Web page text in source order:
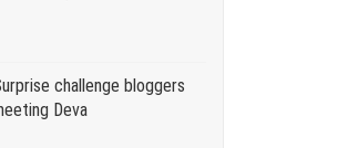
challenge bloggers
Deva